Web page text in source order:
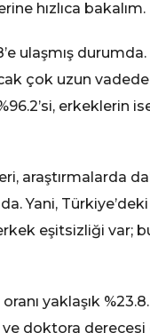
hızlıca bakalım.
ulaşmış durumda.
çok uzun
erkeklerin
araştırmalarda
Yani,
eşitsizliği var;
yaklaşık
doktora derecesi